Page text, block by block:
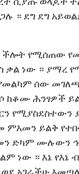
። ደግ ደግ
ችሎት የሚሰጠው
ቃል ነው ። ያማረ
ሰው
ከቆሙ ሕንፃዎች
የሚያስደስተውን
ምእመን ይልቅ
ድካም ሙሉውን
ነው ። እኔ
ወደ አገራችሁ